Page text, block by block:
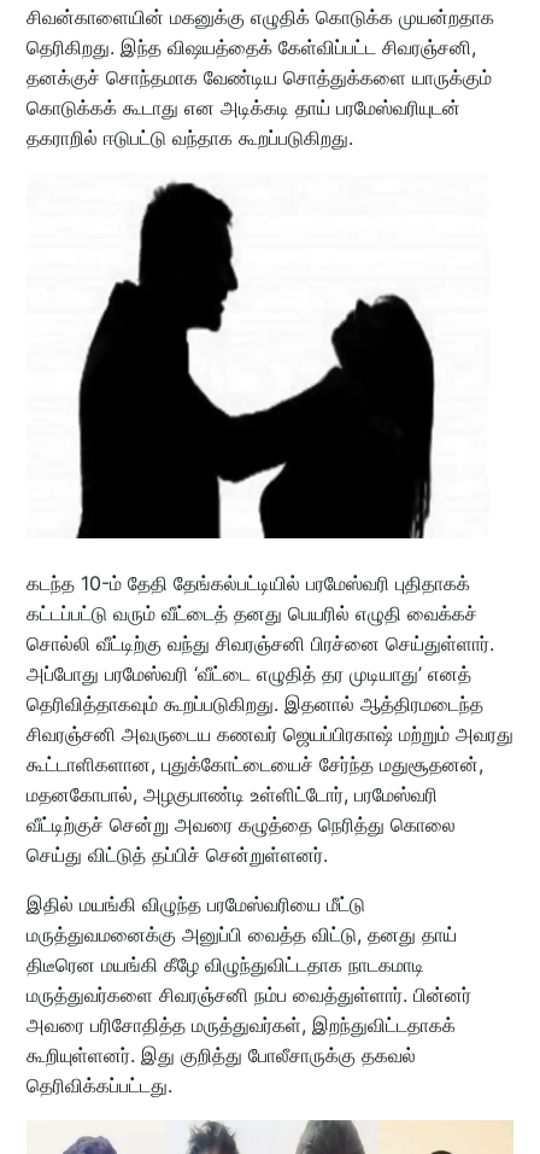
சிவன்காளையின் மகனுக்கு எழுதிக் கொடுக்க முயன்றதாக
தெரிகிறது. இந்த விஷயத்தைக் கேள்விப்பட்ட சிவரஞ்சனி,
தனக்குச் சொந்தமாக வேண்டிய சொத்துக்களை யாருக்கும்
கொடுக்கக் கூடாது என அடிக்கடி தாய் பரமேஸ்வரியுடன்
தகராறில் ஈடுபட்டு வந்தாக கூறப்படுகிறது.
கடந்த 10-ம் தேதி தேங்கல்பட்டியில் பரமேஸ்வரி புதிதாகக்
கட்டப்பட்டு வரும் வீட்டைத் தனது பெயரில் எழுதி வைக்கச்
சொல்லி வீட்டிற்கு வந்து சிவரஞ்சனி பிரச்னை செய்துள்ளார்.
அப்போது பரமேஸ்வரி ‘வீட்டை எழுதித் தர முடியாது’ எனத்
தெரிவித்தாகவும் கூறப்படுகிறது. இதனால் ஆத்திரமடைந்த
சிவரஞ்சனி அவருடைய கணவர் ஜெயப்பிரகாஷ் மற்றும் அவரது
கூட்டாளிகளான, புதுக்கோட்டையைச் சேர்ந்த மதுசூதனன்,
மதனகோபால், அழகுபாண்டி உள்ளிட்டோர், பரமேஸ்வரி
வீட்டிற்குச் சென்று அவரை கழுத்தை நெரித்து கொலை
செய்து விட்டுத் தப்பிச் சென்றுள்ளனர்.
இதில் மயங்கி விழுந்த பரமேஸ்வரியை மீட்டு
மருத்துவமனைக்கு அனுப்பி வைத்த விட்டு, தனது தாய்
திடீரென மயங்கி கீழே விழுந்துவிட்டதாக நாடகமாடி
மருத்துவர்களை சிவரஞ்சனி நம்ப வைத்துள்ளார். பின்னர்
அவரை பரிசோதித்த மருத்துவர்கள், இறந்துவிட்டதாகக்
கூறியுள்ளனர். இது குறித்து போலீசாருக்கு தகவல்
தெரிவிக்கப்பட்டது.